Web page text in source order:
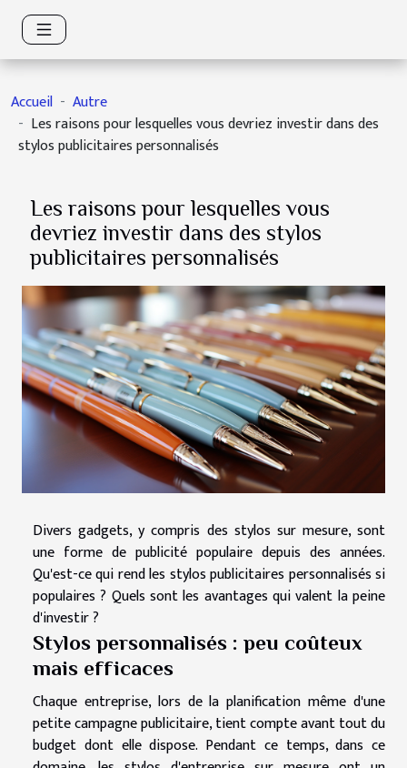
Accueil
Autre
Les raisons pour lesquelles vous devriez investir dans des
stylos publicitaires personnalisés
Les raisons pour lesquelles vous
devriez investir dans des stylos
publicitaires personnalisés
Divers gadgets, y compris des stylos sur mesure, sont
une forme de publicité populaire depuis des années.
Qu'est-ce qui rend les stylos publicitaires personnalisés si
populaires ? Quels sont les avantages qui valent la peine
d'investir ?
Stylos personnalisés : peu coûteux
mais efficaces
Chaque entreprise, lors de la planification même d'une
petite campagne publicitaire, tient compte avant tout du
budget dont elle dispose. Pendant ce temps, dans ce